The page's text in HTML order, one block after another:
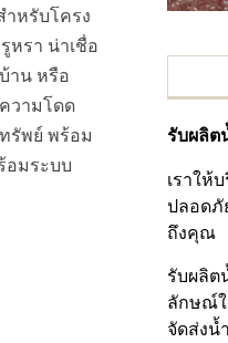
หรับโครง
หรา น่าเชื่อ
าน หรือ
วามโดด
รัพย์ พร้อม
อมระบบ
รับผลิต
เราให้
ปลอดภั
ถึงคุณ
รับผลิต
ลักษณ์
จัดส่งน้